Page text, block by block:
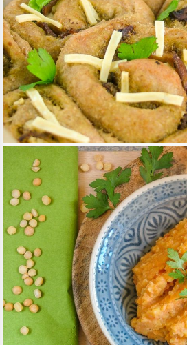
GOMBÁS-PESZTÓS
TOVÁBB OLVASOM